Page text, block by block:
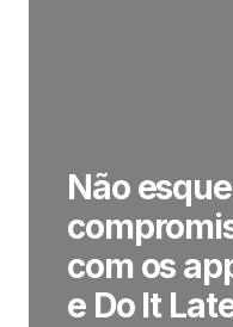
Não
com os
e Do It